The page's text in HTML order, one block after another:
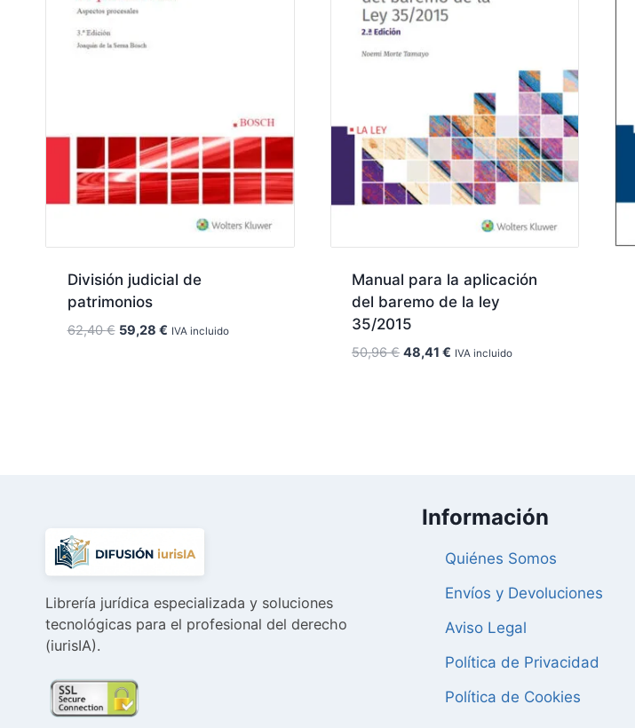
División judicial de
patrimonios
62,40€ El
59,28 €ElIVA incluido
Manual para la aplicación
del baremo de la ley
35/2015
50,96€ El
48,41 € El
IVA incluido
Librería jurídica especializada y soluciones
tecnológicas para el profesional del derecho
(iurisIA).
Información
Quiénes Somos
Envíos y Devoluciones
Aviso Legal
Política de Privacidad
Política de Cookies